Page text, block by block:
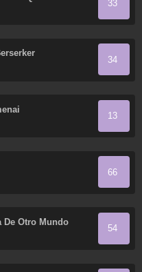
33
34
13
66
De Otro Mundo
54